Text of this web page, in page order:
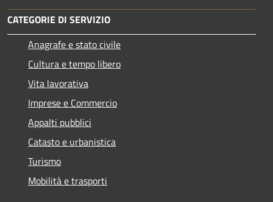
CATEGORIE DI SERVIZIO
Anagrafe e stato civile
Cultura e tempo libero
Vita lavorativa
Imprese e Commercio
Appalti pubblici
Catasto e urbanistica
Turismo
Mobilità e trasporti